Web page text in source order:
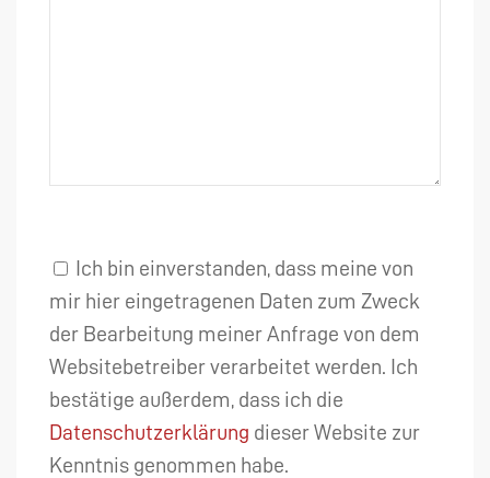
Ich bin einverstanden, dass meine von
mir hier eingetragenen Daten zum Zweck
der Bearbeitung meiner Anfrage von dem
Websitebetreiber verarbeitet werden. Ich
bestätige außerdem, dass ich die
Datenschutzerklärung dieser Website zur
Kenntnis genommen habe.